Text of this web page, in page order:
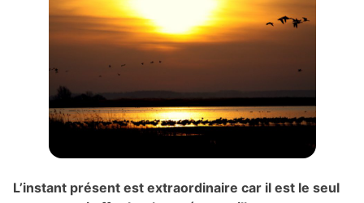
L’instant présent est extraordinaire car il est le seul